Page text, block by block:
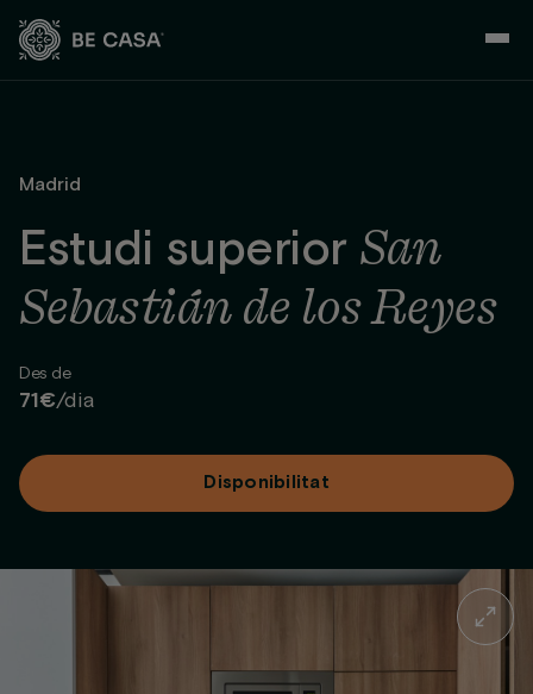
Madrid
Estudi superior San
Sebastián de los Reyes
Des de
71€/dia
Disponibilitat